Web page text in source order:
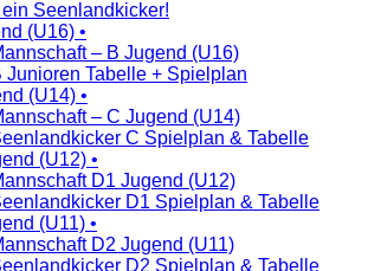
Seenlandkicker!
(U16) •
– B Jugend (U16)
Junioren Tabelle + Spielplan
(U14) •
– C Jugend (U14)
C Spielplan & Tabelle
(U12) •
D1 Jugend (U12)
D1 Spielplan & Tabelle
(U11) •
D2 Jugend (U11)
D2 Spielplan & Tabelle